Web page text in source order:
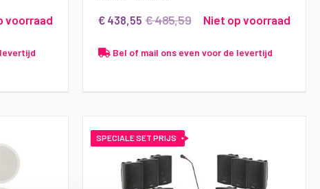
voorraad € 438,55 € 485,59 Niet op voorraad
Bel of mail ons even voor de levertijd
SPECIALE SET PRIJS